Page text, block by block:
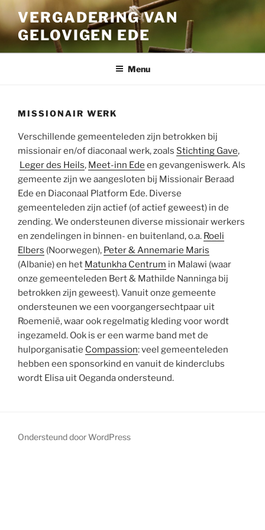
naar
de
VERGADERING VAN
GELOVIGEN EDE
Menu
MISSIONAIR WERK
Verschillende gemeenteleden zijn betrokken bij
missionair en/of diaconaal werk, zoals Stichting Gave,
Leger des Heils, Meet-inn Ede en gevangeniswerk. Als
gemeente zijn we aangesloten bij Missionair Beraad
Ede en Diaconaal Platform Ede. Diverse
gemeenteleden zijn actief (of actief geweest) in de
zending. We ondersteunen diverse missionair werkers
en zendelingen in binnen- en buitenland, o.a. Roeli
Elbers (Noorwegen), Peter & Annemarie Maris
(Albanie) en het Matunkha Centrum in Malawi (waar
onze gemeenteleden Bert & Mathilde Nanninga bij
betrokken zijn geweest). Vanuit onze gemeente
ondersteunen we een voorgangersechtpaar uit
Roemenië, waar ook regelmatig kleding voor wordt
ingezameld. Ook is er een warme band met de
hulporganisatie Compassion: veel gemeenteleden
hebben een sponsorkind en vanuit de kinderclubs
wordt Elisa uit Oeganda ondersteund.
Ondersteund door WordPress